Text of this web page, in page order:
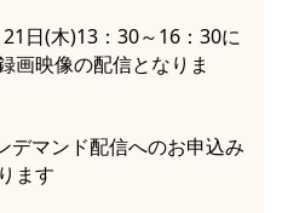
21日(木)13：30～16：30に
画映像の配信となりま
デマンド配信へのお申込み
ます